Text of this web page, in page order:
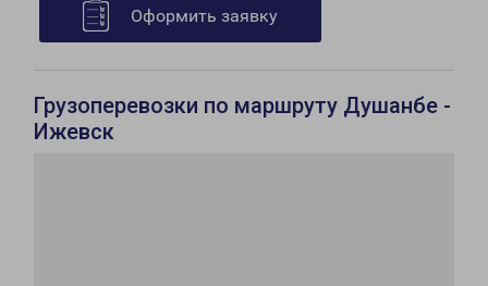
Оформить заявку
Грузоперевозки по маршруту Душанбе -
Ижевск